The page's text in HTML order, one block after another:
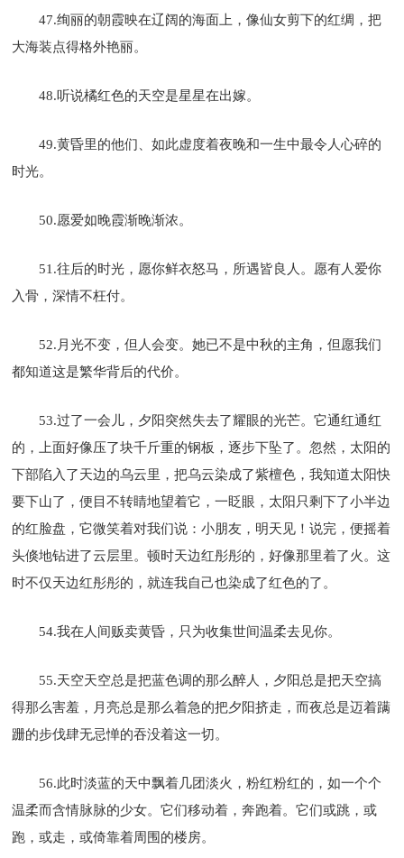
47.绚丽的朝霞映在辽阔的海面上，像仙女剪下的红绸，把
大海装点得格外艳丽。
48.听说橘红色的天空是星星在出嫁。
49.黄昏里的他们、如此虚度着夜晚和一生中最令人心碎的
时光。
50.愿爱如晚霞渐晚渐浓。
51.往后的时光，愿你鲜衣怒马，所遇皆良人。愿有人爱你
入骨，深情不枉付。
52.月光不变，但人会变。她已不是中秋的主角，但愿我们
都知道这是繁华背后的代价。
53.过了一会儿，夕阳突然失去了耀眼的光芒。它通红通红
的，上面好像压了块千斤重的钢板，逐步下坠了。忽然，太阳的
下部陷入了天边的乌云里，把乌云染成了紫檀色，我知道太阳快
要下山了，便目不转睛地望着它，一眨眼，太阳只剩下了小半边
的红脸盘，它微笑着对我们说：小朋友，明天见！说完，便摇着
头倏地钻进了云层里。顿时天边红彤彤的，好像那里着了火。这
时不仅天边红彤彤的，就连我自己也染成了红色的了。
54.我在人间贩卖黄昏，只为收集世间温柔去见你。
55.天空天空总是把蓝色调的那么醉人，夕阳总是把天空搞
得那么害羞，月亮总是那么着急的把夕阳挤走，而夜总是迈着蹒
跚的步伐肆无忌惮的吞没着这一切。
56.此时淡蓝的天中飘着几团淡火，粉红粉红的，如一个个
温柔而含情脉脉的少女。它们移动着，奔跑着。它们或跳，或
跑，或走，或倚靠着周围的楼房。